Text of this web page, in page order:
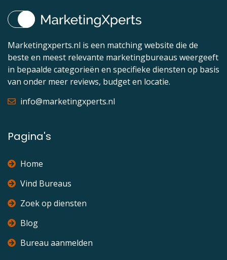
Marketingxperts.nl is een matching website die de
beste en meest relevante marketingbureaus weergeeft
in bepaalde categorieën en specifieke diensten op basis
van onder meer reviews, budget en locatie.
info@marketingxperts.nl
Pagina's
Home
Vind Bureaus
Zoek op diensten
Blog
Bureau aanmelden